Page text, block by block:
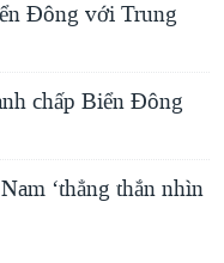
Đông với Trung
chấp Biển Đông
‘thẳng thắn nhìn